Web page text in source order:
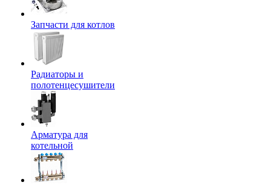
Запчасти для котлов
Радиаторы и
полотенцесушители
Арматура для
котельной